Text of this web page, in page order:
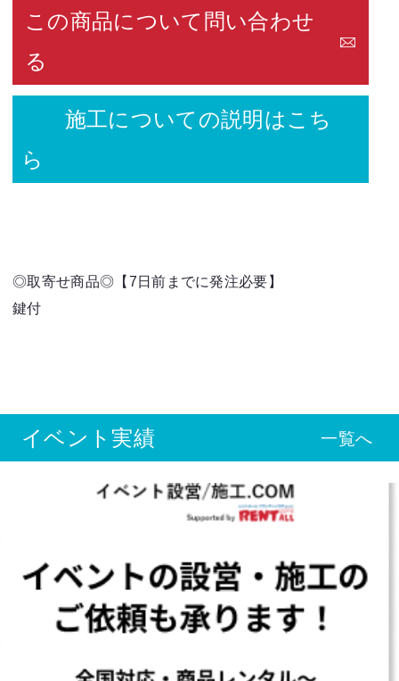
この商品について問い合わせ
る
施工についての説明はこち
ら
◎取寄せ商品◎【7日前までに発注必要】
鍵付
イベント実績 一覧へ